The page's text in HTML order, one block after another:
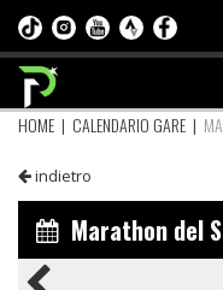
HOME | CALENDARIO GARE |
indietro
Marathon del